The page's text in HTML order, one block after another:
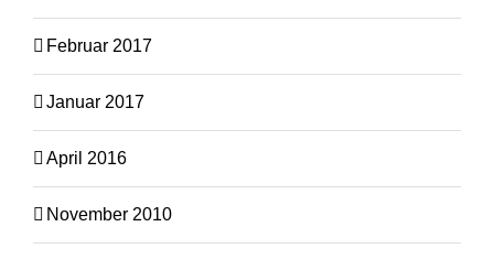
Februar 2017
Januar 2017
April 2016
November 2010